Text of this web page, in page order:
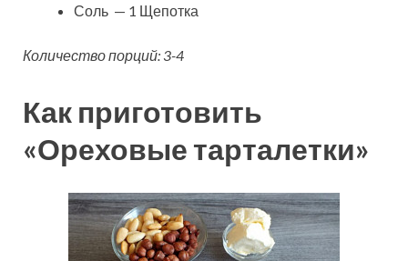
Соль — 1 Щепотка
Количество порций: 3-4
Как приготовить
«Ореховые тарталетки»